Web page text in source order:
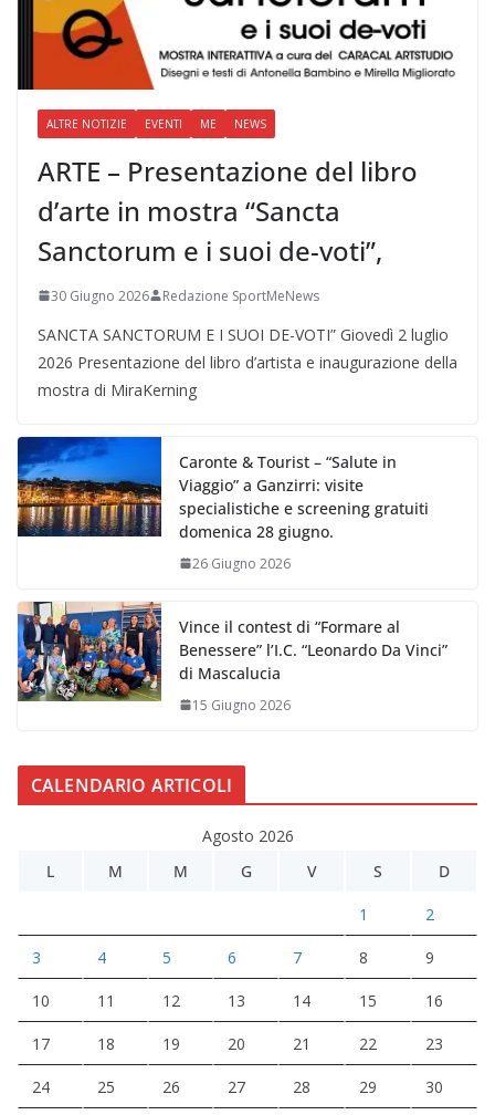
ALTRE NOTIZIE EVENTI ME NEWS
ARTE – Presentazione del libro
d’arte in mostra “Sancta
Sanctorum e i suoi de-voti”,
30 Giugno 2026 Redazione SportMeNews
SANCTA SANCTORUM E I SUOI DE-VOTI” Giovedì 2 luglio
2026 Presentazione del libro d’artista e inaugurazione della
mostra di MiraKerning
Caronte & Tourist – “Salute in
Viaggio” a Ganzirri: visite
specialistiche e screening gratuiti
domenica 28 giugno.
26 Giugno 2026
Vince il contest di “Formare al
Benessere” l’I.C. “Leonardo Da Vinci”
di Mascalucia
15 Giugno 2026
CALENDARIO ARTICOLI
Agosto 2026
L
M M G V S D
1 2
3 4 5 6 7 8 9
10 11 12 13 14 15 16
17 18 19 20 21 22 23
24 25 26 27 28 29 30